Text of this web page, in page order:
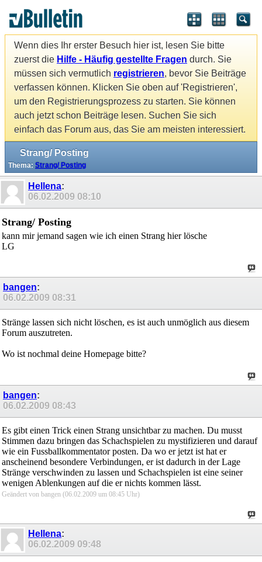
Wenn dies Ihr erster Besuch hier ist, lesen Sie bitte
zuerst die Hilfe - Häufig gestellte Fragen durch. Sie
müssen sich vermutlich registrieren, bevor Sie Beiträge
verfassen können. Klicken Sie oben auf 'Registrieren',
um den Registrierungsprozess zu starten. Sie können
auch jetzt schon Beiträge lesen. Suchen Sie sich
einfach das Forum aus, das Sie am meisten interessiert.
Strang/ Posting
Thema: Strang/ Posting
Hellena:
06.02.2009 08:10
Strang/ Posting
kann mir jemand sagen wie ich einen Strang hier lösche
LG
bangen:
06.02.2009 08:31
Stränge lassen sich nicht löschen, es ist auch unmöglich aus diesem
Forum auszutreten.
Wo ist nochmal deine Homepage bitte?
bangen:
06.02.2009 08:43
Es gibt einen Trick einen Strang unsichtbar zu machen. Du musst
Stimmen dazu bringen das Schachspielen zu mystifizieren und darauf
wie ein Fussballkommentator posten. Da wo er jetzt ist hat er
anscheinend besondere Verbindungen, er ist dadurch in der Lage
Stränge verschwinden zu lassen und Schachspielen ist eine seiner
wenigen Ablenkungen auf die er nichts kommen lässt.
Geändert von bangen (06.02.2009 um 08:45 Uhr)
Hellena:
06.02.2009 09:48